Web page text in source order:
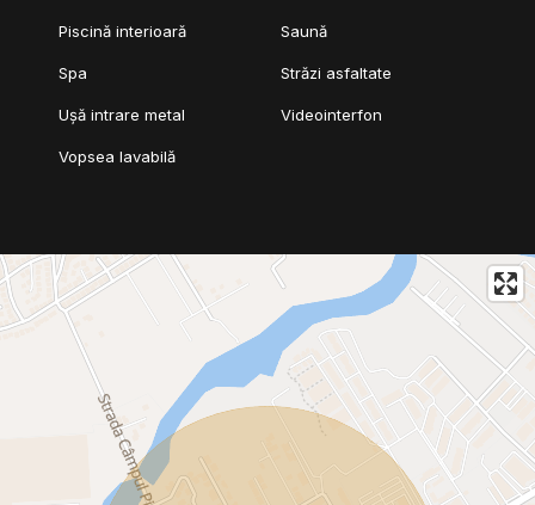
Piscină interioară Saună
Spa Străzi asfaltate
Ușă intrare metal Videointerfon
Vopsea lavabilă